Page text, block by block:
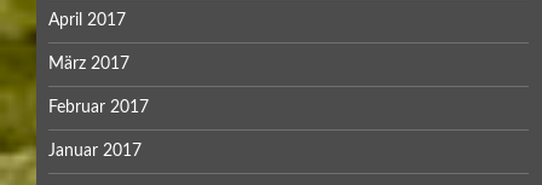
April 2017
März 2017
Februar 2017
Januar 2017